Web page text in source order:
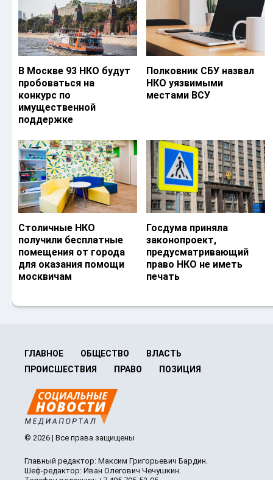
В Москве 93 НКО будут
пробоваться на
конкурс по
имущественной
поддержке
Полковник СБУ назвал
НКО уязвимыми
местами ВСУ
Столичные НКО
получили бесплатные
помещения от города
для оказания помощи
москвичам
Госдума приняла
законопроект,
предусматривающий
право НКО не иметь
печать
ГЛАВНОЕ ОБЩЕСТВО
ВЛАСТЬ
ПРОИСШЕСТВИЯ
ПРАВО ПОЗИЦИЯ
© 2026 | Все права защищены
Главный редактор: Максим Григорьевич Бардин.
Шеф-редактор: Иван Олегович Чечушкин.